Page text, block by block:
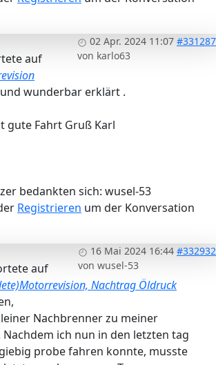
02 Apr. 2024 11:07 #331287
von karlo63
auf
wunderbar erklärt .
gute Fahrt Gruß Karl
bedankten sich: wusel-53
Registrieren um der Konversation
16 Mai 2024 16:44 #332932
von wusel-53
auf
Nachtrag Öldruck
Nachbrenner zu meiner
ich nun in den letzten tag
probe fahren konnte, musste